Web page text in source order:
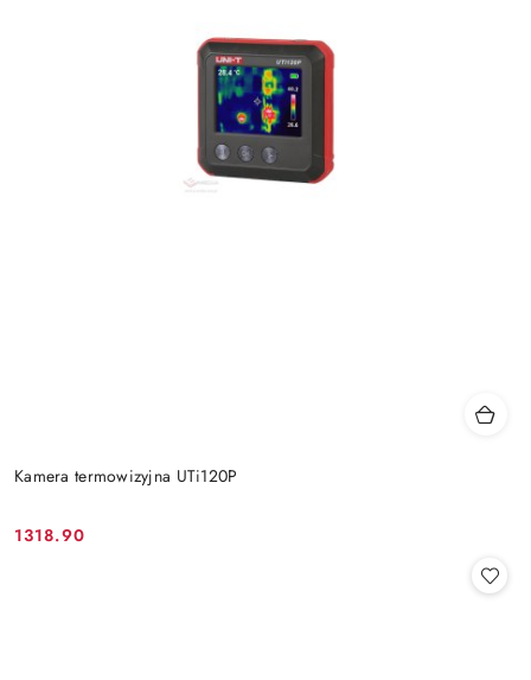
Kamera termowizyjna UTi120P
Cena:
1318.90